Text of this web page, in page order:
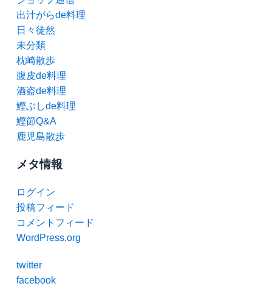
出汁がらde料理
日々徒然
未分類
枕崎散歩
腹皮de料理
酒盗de料理
鰹ぶしde料理
鰹節Q&A
鹿児島散歩
メタ情報
ログイン
投稿フィード
コメントフィード
WordPress.org
twitter
facebook